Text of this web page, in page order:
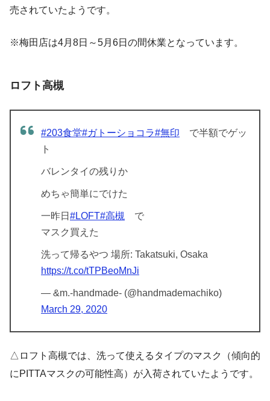
売されていたようです。
※梅田店は4月8日～5月6日の間休業となっています。
ロフト高槻
#203食堂#ガトーショコラ#無印 で半額でゲッ
ト
バレンタイの残りか
めちゃ簡単にでけた
一昨日 #LOFT#高槻
で
マスク買えた
洗って帰るやつ 場所: Takatsuki, Osaka
https://t.co/tTPBeoMnJi
— &m.-handmade- (@handmademachiko)
March 29, 2020
△ロフト高槻では、洗って使えるタイプのマスク（傾向的
にPITTAマスクの可能性高）が入荷されていたようです。